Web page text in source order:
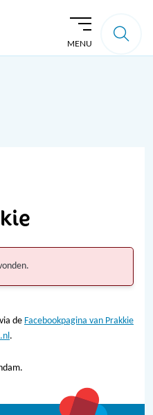
MENU
de Facebookpagina van Prakkie
.